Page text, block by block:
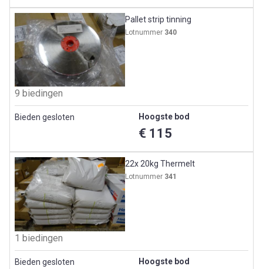
Pallet strip tinning
Lotnummer 340
9 biedingen
Bieden gesloten Hoogste bod
€ 115
22x 20kg Thermelt
Lotnummer 341
1 biedingen
Bieden gesloten Hoogste bod